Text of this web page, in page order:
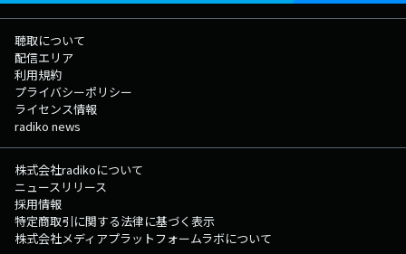
聴取について
配信エリア
利用規約
プライバシーポリシー
ライセンス情報
radiko news
株式会社radikoについて
ニュースリリース
採用情報
特定商取引に関する法律に基づく表示
株式会社メディアプラットフォームラボについて